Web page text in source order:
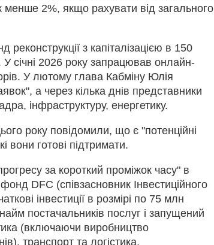
2%, якщо рахувати від загального
з капіталізацією в 150
січні 2026 року запрацював онлайн-
У лютому глава Кабміну Юлія
а через кілька днів представники
інфраструктуру, енергетику.
року повідомили, що є "потенційні
вони готові підтримати.
за короткий проміжок часу" в
DFC (співзасновник Інвестиційного
інвестиції в розмірі по 75 млн
постачальників послуг і запущений
(включаючи виробництво
транспорт та логістика,